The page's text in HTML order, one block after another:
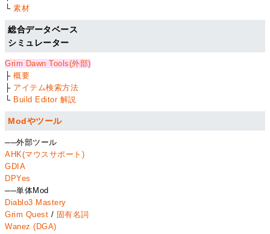
└素材
総合データベース
シミュレーター
Grim Dawn Tools(外部)
├概要
├ アイテム検索方法
└ Build Editor 解説
Modやツール
──外部ツール
AHK(マウスサポート)
GDIA
DPYes
──単体Mod
Diablo3 Mastery
Grim Quest / 固有名詞
Wanez (DGA)